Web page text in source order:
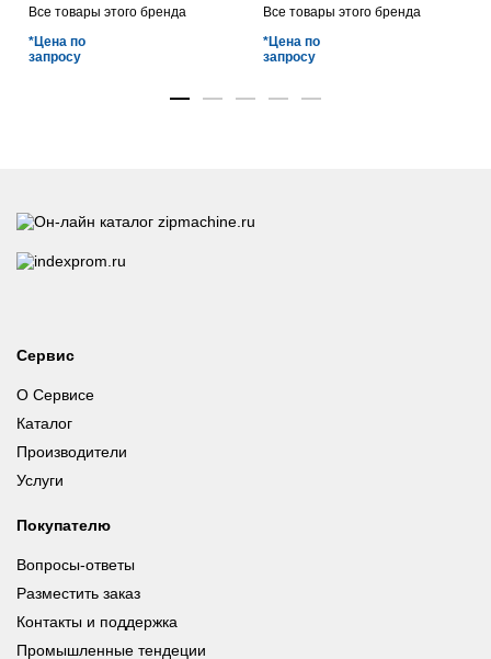
Все товары этого бренда
*Цена по
запросу
Все товары этого бренда
*Цена по
запросу
Сервис
О Сервисе
Каталог
Производители
Услуги
Покупателю
Вопросы-ответы
Разместить заказ
Контакты и поддержка
Промышленные тендеции